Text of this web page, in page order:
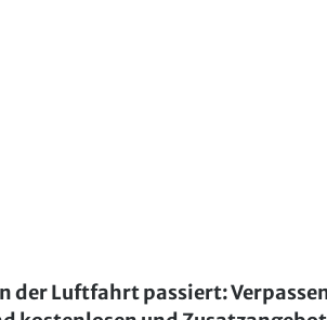
der Luftfahrt passiert: